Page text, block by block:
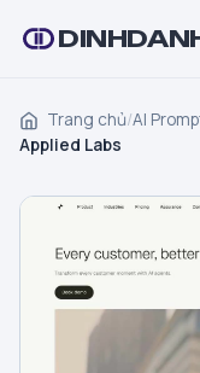
Trang chủ/AI
Applied Labs